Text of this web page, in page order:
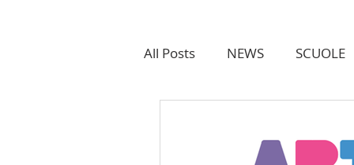
HOME FONDAZIONE
All Posts NEWS SCUOLE